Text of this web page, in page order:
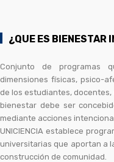
¿QUE ES BIENESTAR
Conjunto de programas
dimensiones físicas, psico-
de los estudiantes,
bienestar debe ser
mediante acciones
UNICIENCIA establece
universitarias que aportan a
construcción de comunidad.